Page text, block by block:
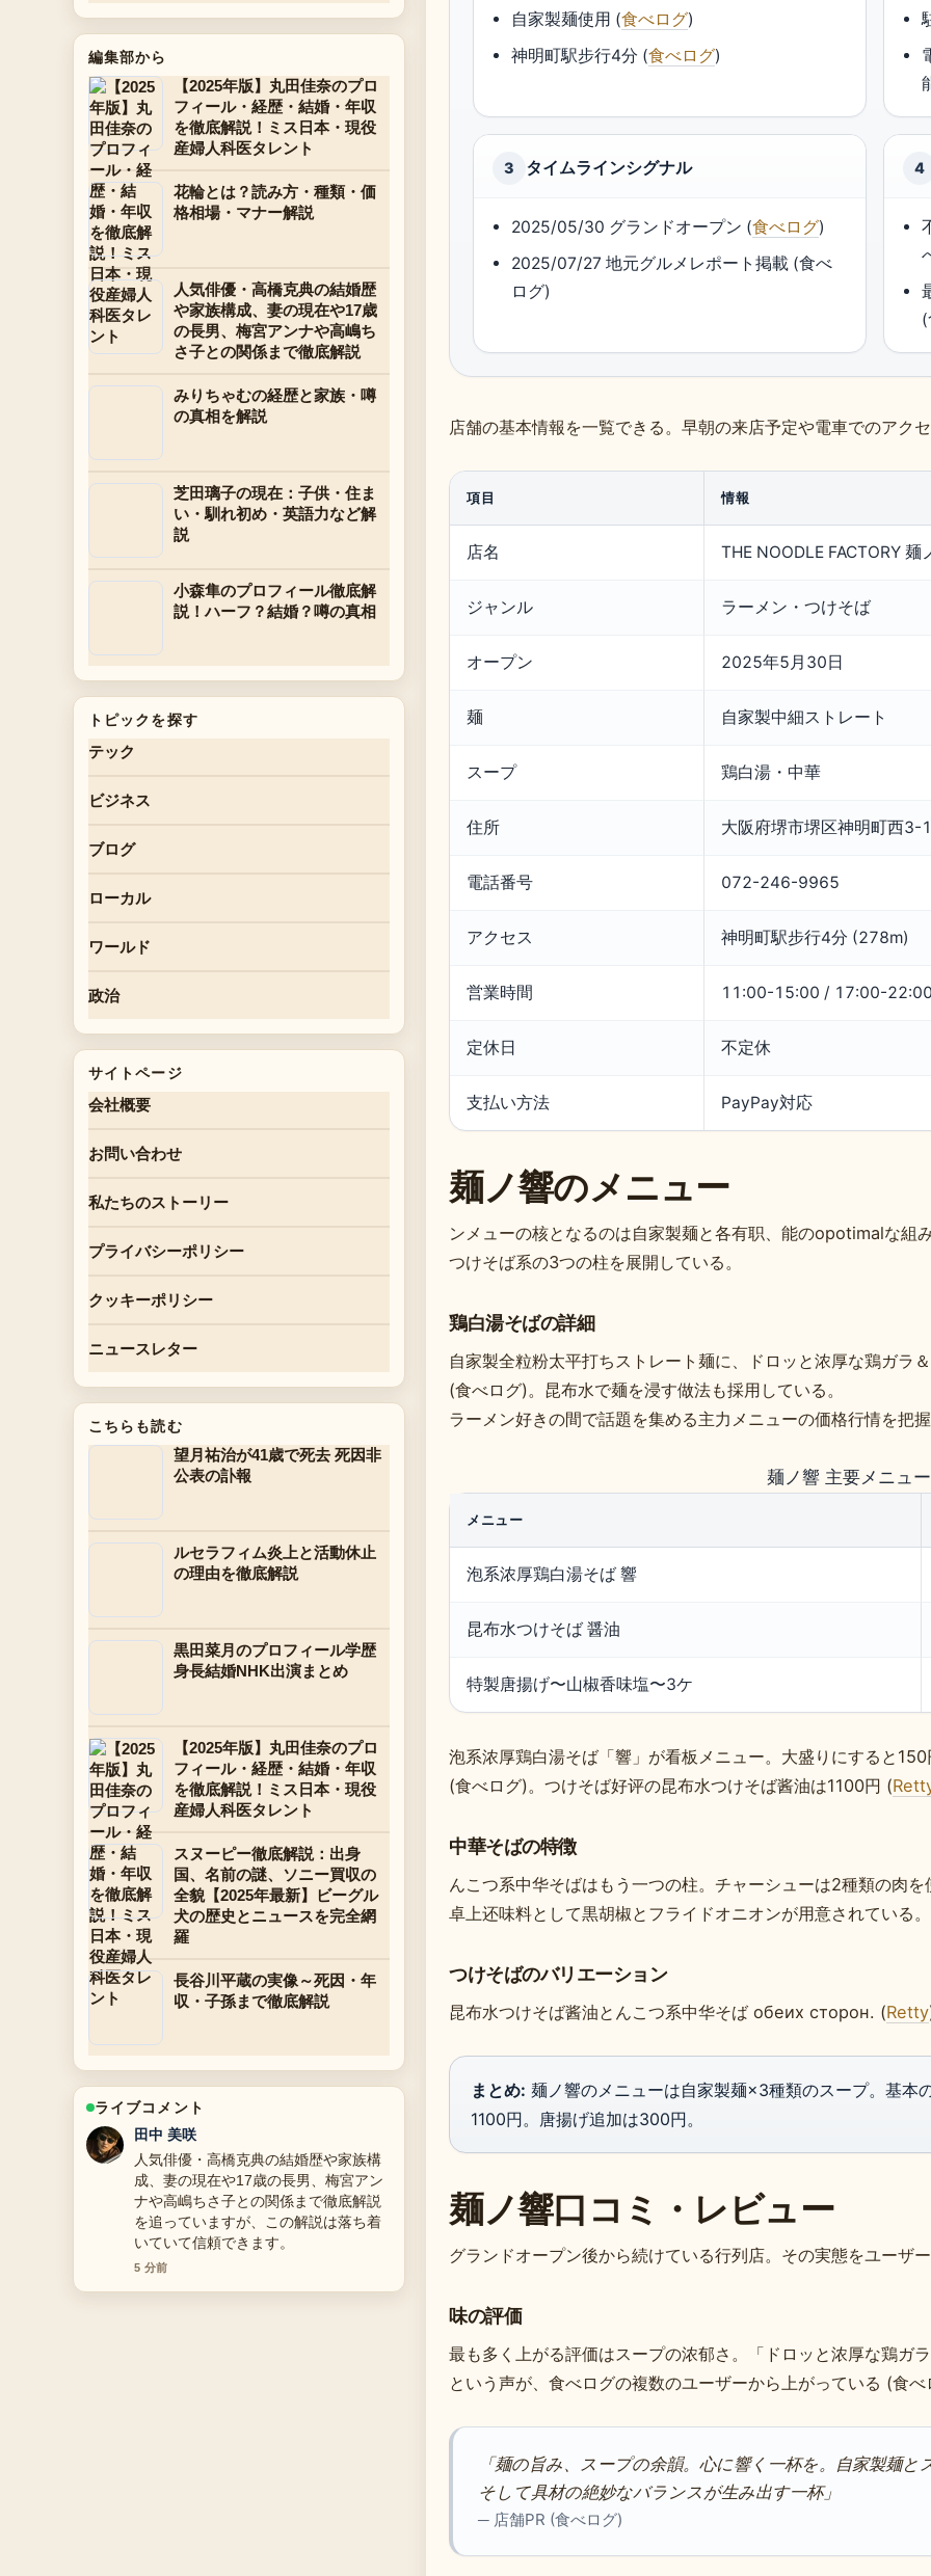
自家製麺使用 (食べログ)
神明町駅步行4分 (食べログ)
3 タイムラインシグナル
2025/05/30 グランドオープン (食べログ)
2025/07/27 地元グルメレポート掲載 (食べ
ログ)
4
店舗の基本情報を一覧できる。早朝の来店予定や電車でのアク
項目 情報
店名 THE NOODLE FACTORY 麺
ジャンル ラーメン・つけそば
オープン 2025年5月30日
麺 自家製中細ストレート
スープ 鶏白湯・中華
住所 大阪府堺市堺区神明町西3-
電話番号 072-246-9965
アクセス 神明町駅步行4分 (278m)
営業時間 11:00-15:00 / 17:00-22:00
定休日 不定休
支払い方法 PayPay対応
麺ノ響のメニュー
ンメューの核となるのは自家製麺と各有职、能のopotimalな組
つけそば系の3つの柱を展開している。
鶏白湯そばの詳細
自家製全粒粉太平打ちストレート麺に、ドロッと浓厚な鶏ガラ
(食べログ)。昆布水で麺を浸す做法も採用している。
ラーメン好きの間で話題を集める主力メニューの価格行情を把握
麺ノ響 主要メニュ
メニュー
泡系浓厚鶏白湯そば 響
昆布水つけそば 醤油
特製唐揚げ〜山椒香味塩〜3ケ
泡系浓厚鶏白湯そば「響」が看板メニュー。大盛りにすると
(食べログ)。つけそば好评の昆布水つけそば酱油は1100円 (
中華そばの特徴
んこつ系中华そばはもう一つの柱。チャーシューは2種類の肉を
卓上还味料として黒胡椒とフライドオニオンが用意されている。
つけそばのバリエーション
昆布水つけそば酱油とんこつ系中华そば обеих сторон. (Retty
まとめ: 麺ノ響のメニューは自家製麺×3種類のスープ。基本
1100円。唐揚げ追加は300円。
麺ノ響口コミ・レビュー
グランドオープン後から続けている行列店。その実態をユーザー
味の評価
最も多く上がる評価はスープの浓郁さ。「ドロッと浓厚な鶏ガ
という声が、食べログの複数のユーザーから上がっている (食べ
「麺の旨み、スープの余韻。心に響く一杯を。自家製麺と
そして具材の絶妙なバランスが生み出す一杯」
─ 店舗PR (食べログ)
編集部から
【2025年版】丸田佳奈のプロ
フィール・経歴・結婚・年収
を徹底解説！ミス日本・現役
産婦人科医タレント
花輪とは？読み方・種類・価
格相場・マナー解説
人気俳優・高橋克典の結婚歴
や家族構成、妻の現在や17歳
の長男、梅宮アンナや高嶋ち
さ子との関係まで徹底解説
みりちゃむの経歴と家族・噂
の真相を解説
芝田璃子の現在：子供・住ま
い・馴れ初め・英語力など解
説
小森隼のプロフィール徹底解
説！ハーフ？結婚？噂の真相
トピックを探す
テック
ビジネス
ブログ
ローカル
ワールド
政治
サイトページ
会社概要
お問い合わせ
私たちのストーリー
プライバシーポリシー
クッキーポリシー
ニュースレター
こちらも読む
望月祐治が41歳で死去 死因非
公表の訃報
ルセラフィム炎上と活動休止
の理由を徹底解説
黒田菜月のプロフィール学歴
身長結婚NHK出演まとめ
【2025年版】丸田佳奈のプロ
フィール・経歴・結婚・年収
を徹底解説！ミス日本・現役
産婦人科医タレント
スヌーピー徹底解説：出身
国、名前の謎、ソニー買収の
全貌【2025年最新】ビーグル
犬の歴史とニュースを完全網
羅
長谷川平蔵の実像～死因・年
収・子孫まで徹底解説
ライブコメント
中村 悠斗
【2025年版】丸田佳奈のプロフィー
ル・経歴・結婚・年収を徹底解説！ミ
ス日本・現役産婦人科医タレント の背
景説明が助かります。ライブ更新を続
けてください。
7 分前